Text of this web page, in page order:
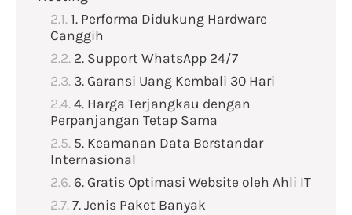
1. Performa Didukung Hardware
Canggih
2. Support WhatsApp 24/7
3. Garansi Uang Kembali 30 Hari
4. Harga Terjangkau dengan
Perpanjangan Tetap Sama
5. Keamanan Data Berstandar
Internasional
6. Gratis Optimasi Website oleh Ahli IT
7. Jenis Paket Banyak